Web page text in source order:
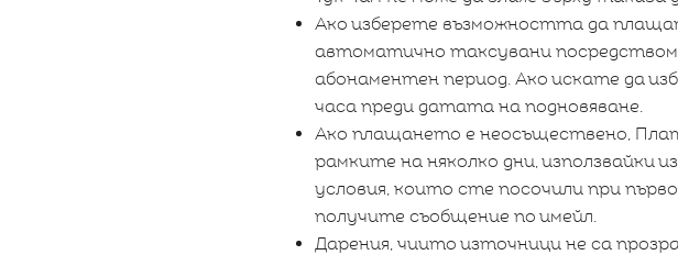
Ако изберете възможността да
автоматично таксувани
абонаментен период. Ако искате да
часа преди датата на подновяване.
Ако плащането е неосъществено,
рамките на няколко дни, използвайки
условия, които сте посочили при
получите съобщение по имейл.
Дарения, чиито източници не са